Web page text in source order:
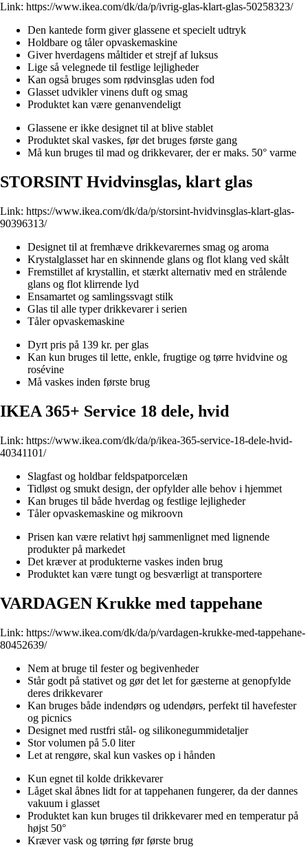
Link: https://www.ikea.com/dk/da/p/ivrig-glas-klart-glas-50258323/
Den kantede form giver glassene et specielt udtryk
Holdbare og tåler opvaskemaskine
Giver hverdagens måltider et strejf af luksus
Lige så velegnede til festlige lejligheder
Kan også bruges som rødvinsglas uden fod
Glasset udvikler vinens duft og smag
Produktet kan være genanvendeligt
Glassene er ikke designet til at blive stablet
Produktet skal vaskes, før det bruges første gang
Må kun bruges til mad og drikkevarer, der er maks. 50° varme
STORSINT Hvidvinsglas, klart glas
Link: https://www.ikea.com/dk/da/p/storsint-hvidvinsglas-klart-glas-
90396313/
Designet til at fremhæve drikkevarernes smag og aroma
Krystalglasset har en skinnende glans og flot klang ved skålt
Fremstillet af krystallin, et stærkt alternativ med en strålende
glans og flot klirrende lyd
Ensamartet og samlingssvagt stilk
Glas til alle typer drikkevarer i serien
Tåler opvaskemaskine
Dyrt pris på 139 kr. per glas
Kan kun bruges til lette, enkle, frugtige og tørre hvidvine og
rosévine
Må vaskes inden første brug
IKEA 365+ Service 18 dele, hvid
Link: https://www.ikea.com/dk/da/p/ikea-365-service-18-dele-hvid-
40341101/
Slagfast og holdbar feldspatporcelæn
Tidløst og smukt design, der opfylder alle behov i hjemmet
Kan bruges til både hverdag og festlige lejligheder
Tåler opvaskemaskine og mikroovn
Prisen kan være relativt høj sammenlignet med lignende
produkter på markedet
Det kræver at produkterne vaskes inden brug
Produktet kan være tungt og besværligt at transportere
VARDAGEN Krukke med tappehane
Link: https://www.ikea.com/dk/da/p/vardagen-krukke-med-tappehane-
80452639/
Nem at bruge til fester og begivenheder
Står godt på stativet og gør det let for gæsterne at genopfylde
deres drikkevarer
Kan bruges både indendørs og udendørs, perfekt til havefester
og picnics
Designet med rustfri stål- og silikonegummidetaljer
Stor volumen på 5.0 liter
Let at rengøre, skal kun vaskes op i hånden
Kun egnet til kolde drikkevarer
Låget skal åbnes lidt for at tappehanen fungerer, da der dannes
vakuum i glasset
Produktet kan kun bruges til drikkevarer med en temperatur på
højst 50°
Kræver vask og tørring før første brug